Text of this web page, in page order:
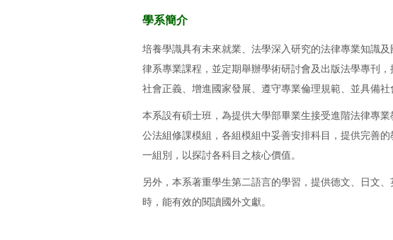
學系簡介
培養學識具有未來就業、法學深入研究的法律專業知識
律系專業課程，並定期舉辦學術研討會及出版法學專刊
社會正義、增進國家發展、遵守專業倫理規範、並具備社
本系設有碩士班，為提供大學部畢業生接受進階法律專業
公法組修課模組，各組模組中妥善安排科目，提供完善
一組別，以探討各科目之核心價值。
另外，本系著重學生第二語言的學習，提供德文、日文
時，能有效的閱讀國外文獻。